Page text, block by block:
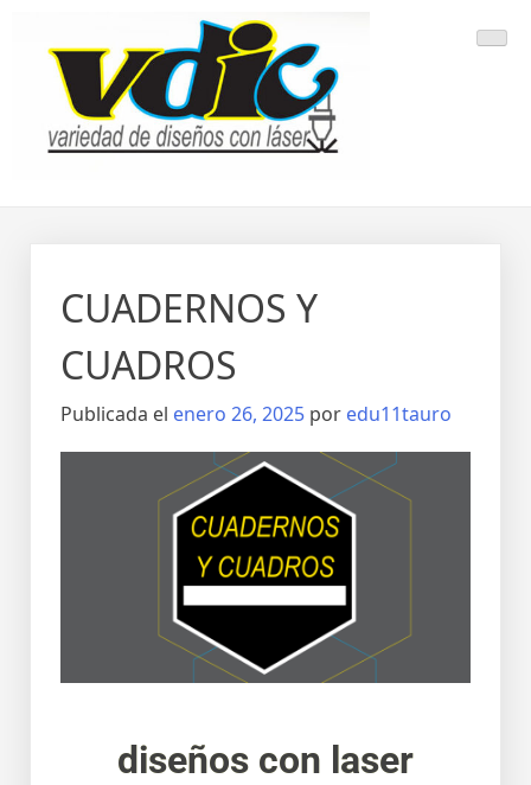
CUADERNOS Y
CUADROS
Publicada el enero 26, 2025 por edu11tauro
diseños con laser